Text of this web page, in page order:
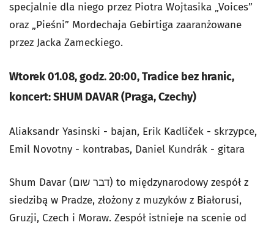
specjalnie dla niego przez Piotra Wojtasika „Voices”
oraz „Pieśni” Mordechaja Gebirtiga zaaranżowane
przez Jacka Zameckiego.
Wtorek 01.08, godz. 20:00, Tradice bez hranic,
koncert: SHUM DAVAR (Praga, Czechy)
Aliaksandr Yasinski - bajan, Erik Kadlíček - skrzypce,
Emil Novotny - kontrabas, Daniel Kundrák - gitara
Shum Davar (דבר שום) to międzynarodowy zespół z
siedzibą w Pradze, złożony z muzyków z Białorusi,
Gruzji, Czech i Moraw. Zespół istnieje na scenie od